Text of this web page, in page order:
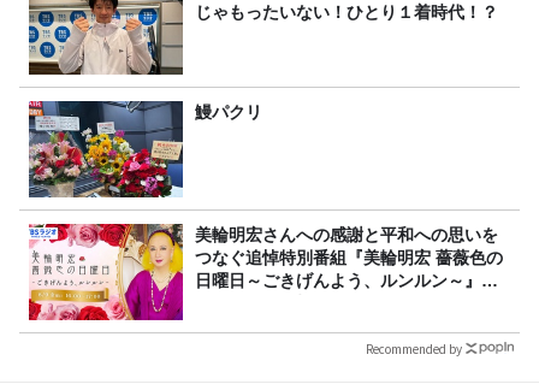
じゃもったいない！ひとり１着時代！？
鰻パクリ
美輪明宏さんへの感謝と平和への思いを
つなぐ追悼特別番組『美輪明宏 薔薇色の
日曜日～ごきげんよう、ルンルン～』
Recommended by